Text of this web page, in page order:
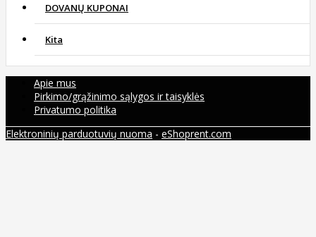
DOVANŲ KUPONAI
Kita
Apie mus
Pirkimo/grąžinimo sąlygos ir taisyklės
Privatumo politika
Elektroninių parduotuvių nuoma - eShoprent.com